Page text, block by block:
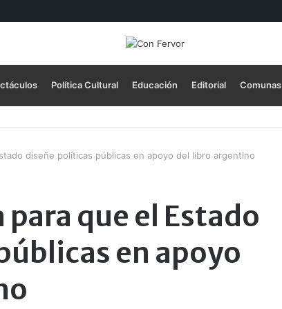
Política Cultural Educación Editorial Comunas
diseñe políticas públicas en apoyo del libro argentino
que el Estado
en apoyo